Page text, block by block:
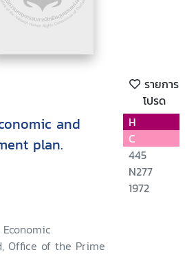
รายการ
โปรด
and
plan.
Office of the Prime
H
C
445
N277
1972